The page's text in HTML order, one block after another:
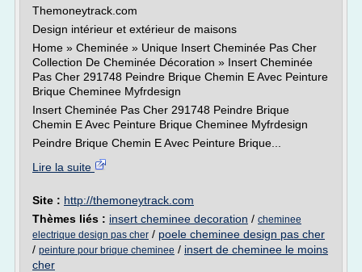
Themoneytrack.com
Design intérieur et extérieur de maisons
Home » Cheminée » Unique Insert Cheminée Pas Cher
Collection De Cheminée Décoration » Insert Cheminée
Pas Cher 291748 Peindre Brique Chemin E Avec Peinture
Brique Cheminee Myfrdesign
Insert Cheminée Pas Cher 291748 Peindre Brique
Chemin E Avec Peinture Brique Cheminee Myfrdesign
Peindre Brique Chemin E Avec Peinture Brique...
Lire la suite
Site : http://themoneytrack.com
Thèmes liés : insert cheminee decoration / cheminee
electrique design pas cher / poele cheminee design pas cher
/ peinture pour brique cheminee / insert de cheminee le moins
cher